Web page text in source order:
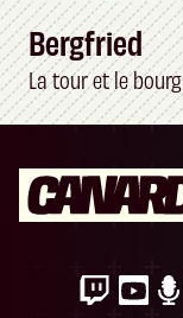
Bergfried
La tour et le bourg